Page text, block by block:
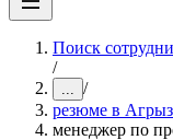
Поиск
/
... /
резюме в
менеджер по